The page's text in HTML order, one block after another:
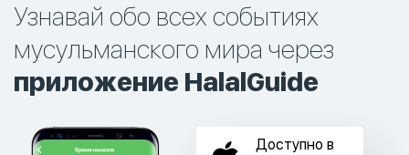
Узнавай обо всех событиях
мусульманского мира через
приложение HalalGuide
Доступно в